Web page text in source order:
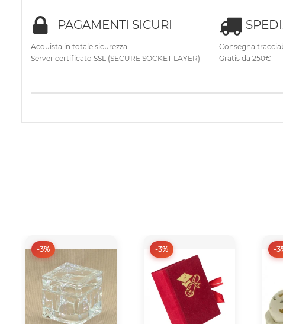
PAGAMENTI SICURI
Acquista in totale sicurezza.
Server certificato SSL (SECURE SOCKET LAYER)
Consegna
Gratis da 250€
-3% -3% -